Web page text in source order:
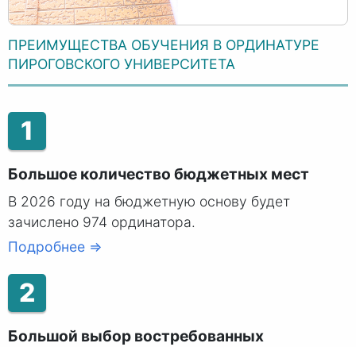
ПРЕИМУЩЕСТВА ОБУЧЕНИЯ В ОРДИНАТУРЕ
ПИРОГОВСКОГО УНИВЕРСИТЕТА
1
Большое количество бюджетных мест
В 2026 году на бюджетную основу будет
зачислено 974 ординатора.
Подробнее ⇒
2
Большой выбор востребованных